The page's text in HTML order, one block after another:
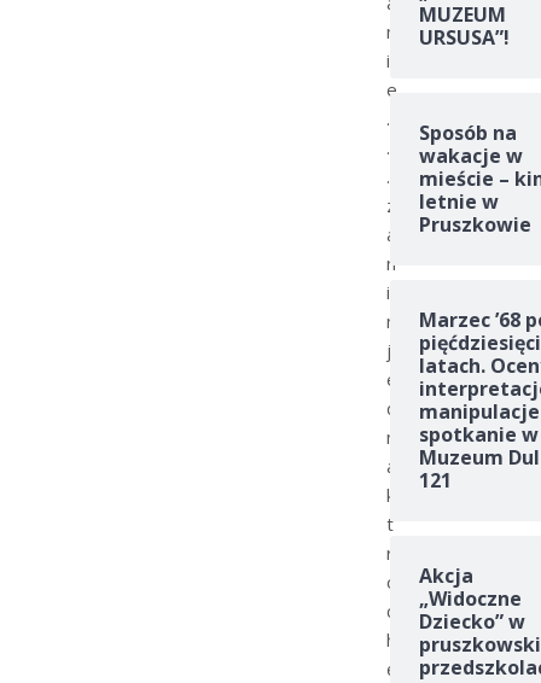
n
i
e
.
.
.
z
a
n
i
m
j
e
d
n
a
k
t
r
o
c
h
ę
MUZEUM
URSUSA”!
Sposób na
wakacje w
mieście –
letnie w
Pruszkowie
Marzec ’68
latach.
spotkanie w
Muzeum
121
Akcja
„Widoczne
Dziecko” w